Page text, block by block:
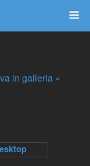
in galleria »